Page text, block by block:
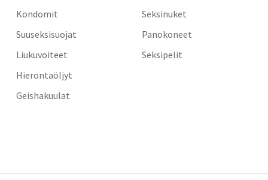
Kondomit
Suuseksisuojat
Liukuvoiteet
Hierontaöljyt
Geishakuulat
Seksinuket
Panokoneet
Seksipelit